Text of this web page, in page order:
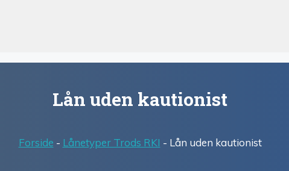
Lån uden kautionist
Forside - Lånetyper Trods RKI - Lån uden kautionist